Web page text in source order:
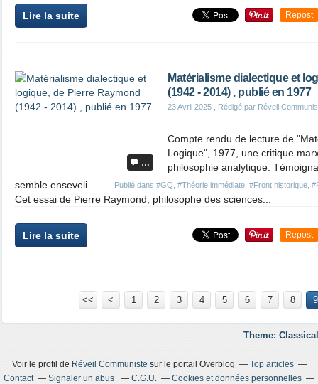
Lire la suite Repost
…
Matérialisme dialectique et
(1942 - 2014) , publié en 1977
23 Avril 2025 , Rédigé par Réveil
Publié dans #GQ #Théorie immédiate #Front historique
Compte rendu de lecture de
Logique", 1977, une critique
philosophie analytique.
semble enseveli ...
Cet essai de Pierre Raymond, philosophe des sciences...
Lire la suite Repost
<< < 1 2 3 4 5 6 7 8 9
Theme:
Voir le profil de Réveil Communistesur le portail Overblog
Top articles
Contact
Signaler un abus C.G.U.
Cookies et données personnelles